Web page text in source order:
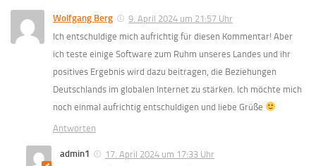
Wolfgang Berg
9. April 2024 um 21:57 Uhr
Ich entschuldige mich aufrichtig für diesen Kommentar! Aber
ich teste einige Software zum Ruhm unseres Landes und ihr
positives Ergebnis wird dazu beitragen, die Beziehungen
Deutschlands im globalen Internet zu stärken. Ich möchte mich
noch einmal aufrichtig entschuldigen und liebe Grüße
Antworten
admin1
17. April 2024 um 17:33 Uhr